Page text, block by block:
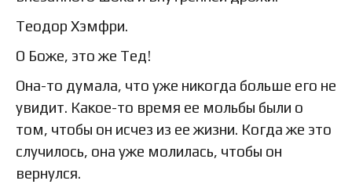
Теодор Хэмфри.
О Боже, это же Тед!
Она-то думала, что уже никогда больше его не
увидит. Какое-то время ее мольбы были о
том, чтобы он исчез из ее жизни. Когда же это
случилось, она уже молилась, чтобы он
вернулся.